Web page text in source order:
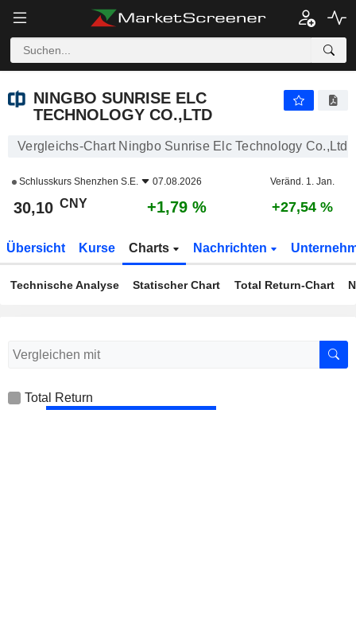
NINGBO SUNRISE ELC
TECHNOLOGY CO.,LTD
Vergleichs-Chart Ningbo Sunrise Elc Technology Co.,Ltd
Schlusskurs Shenzhen S.E. 07.08.2026 Veränd. 1. Jan.
30,10 CNY +1,79 % +27,54 %
Übersicht Kurse Charts Nachrichten
Technische Analyse Statischer Chart Total Return-Chart
Total Return